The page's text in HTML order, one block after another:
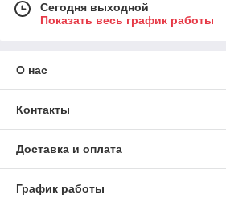
Сегодня выходной
Показать весь график работы
О нас
Контакты
Доставка и оплата
График работы